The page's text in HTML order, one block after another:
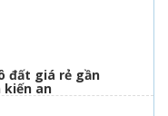
đất giá rẻ gần
an